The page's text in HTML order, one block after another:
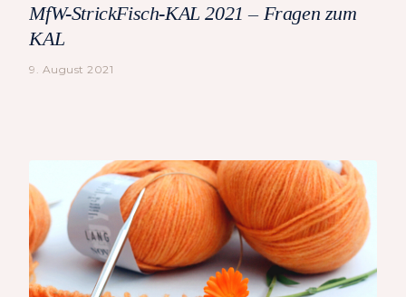
MfW-StrickFisch-KAL 2021 – Fragen zum
KAL
9. August 2021